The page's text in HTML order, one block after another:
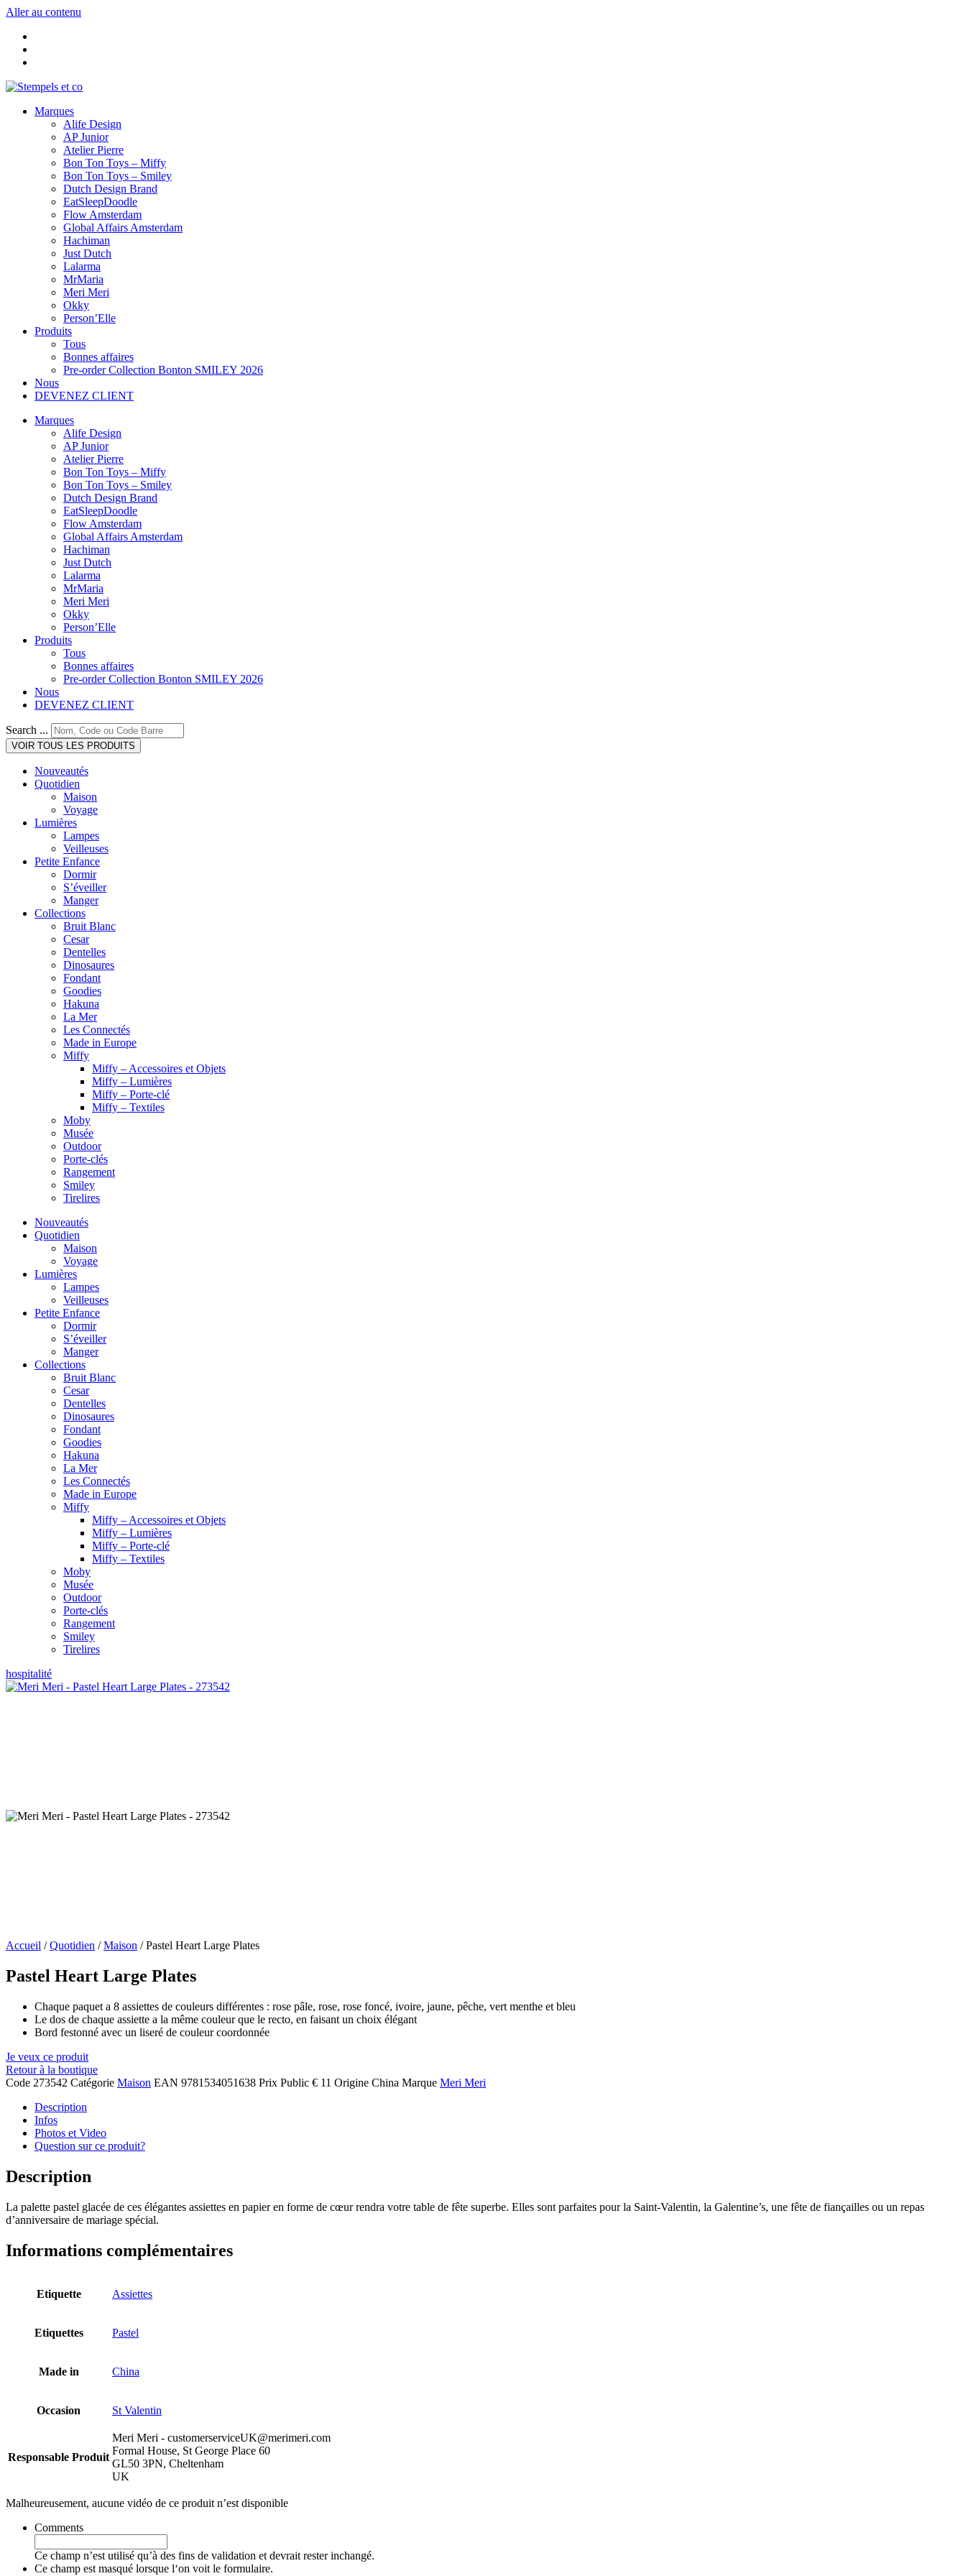
Aller au contenu
Marques
Alife Design
AP Junior
Atelier Pierre
Bon Ton Toys – Miffy
Bon Ton Toys – Smiley
Dutch Design Brand
EatSleepDoodle
Flow Amsterdam
Global Affairs Amsterdam
Hachiman
Just Dutch
Lalarma
MrMaria
Meri Meri
Okky
Person’Elle
Produits
Tous
Bonnes affaires
Pre-order Collection Bonton SMILEY 2026
Nous
DEVENEZ CLIENT
Marques
Alife Design
AP Junior
Atelier Pierre
Bon Ton Toys – Miffy
Bon Ton Toys – Smiley
Dutch Design Brand
EatSleepDoodle
Flow Amsterdam
Global Affairs Amsterdam
Hachiman
Just Dutch
Lalarma
MrMaria
Meri Meri
Okky
Person’Elle
Produits
Tous
Bonnes affaires
Pre-order Collection Bonton SMILEY 2026
Nous
DEVENEZ CLIENT
Search ...
VOIR TOUS LES PRODUITS
Nouveautés
Quotidien
Maison
Voyage
Lumières
Lampes
Veilleuses
Petite Enfance
Dormir
S’éveiller
Manger
Collections
Bruit Blanc
Cesar
Dentelles
Dinosaures
Fondant
Goodies
Hakuna
La Mer
Les Connectés
Made in Europe
Miffy
Miffy – Accessoires et Objets
Miffy – Lumières
Miffy – Porte-clé
Miffy – Textiles
Moby
Musée
Outdoor
Porte-clés
Rangement
Smiley
Tirelires
Nouveautés
Quotidien
Maison
Voyage
Lumières
Lampes
Veilleuses
Petite Enfance
Dormir
S’éveiller
Manger
Collections
Bruit Blanc
Cesar
Dentelles
Dinosaures
Fondant
Goodies
Hakuna
La Mer
Les Connectés
Made in Europe
Miffy
Miffy – Accessoires et Objets
Miffy – Lumières
Miffy – Porte-clé
Miffy – Textiles
Moby
Musée
Outdoor
Porte-clés
Rangement
Smiley
Tirelires
hospitalité
Accueil /Quotidien /Maison / Pastel Heart Large Plates
Pastel Heart Large Plates
Chaque paquet a 8 assiettes de couleurs différentes : rose pâle, rose, rose foncé, ivoire, jaune, pêche, vert menthe et bleu
Le dos de chaque assiette a la même couleur que le recto, en faisant un choix élégant
Bord festonné avec un liseré de couleur coordonnée
Je veux ce produit
Retour à la boutique
Code 273542 Catégorie Maison EAN 9781534051638 Prix Public € 11 Origine China Marque Meri Meri
Description
Infos
Photos et Video
Question sur ce produit?
Description
La palette pastel glacée de ces élégantes assiettes en papier en forme de cœur rendra votre table de fête superbe. Elles sont parfaites pour la Saint-Valentin, la Galentine’s, une fête de fiançailles ou un repas
d’anniversaire de mariage spécial.
Informations complémentaires
Etiquette Assiettes
Etiquettes Pastel
Made in China
Occasion St Valentin
Responsable Produit
Meri Meri - customerserviceUK@merimeri.com
Formal House, St George Place 60
GL50 3PN, Cheltenham
UK
Malheureusement, aucune vidéo de ce produit n’est disponible
Comments
Ce champ n’est utilisé qu’à des fins de validation et devrait rester inchangé.
Ce champ est masqué lorsque l‘on voit le formulaire.